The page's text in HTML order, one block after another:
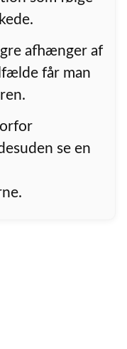
afhænger af
får man
se en